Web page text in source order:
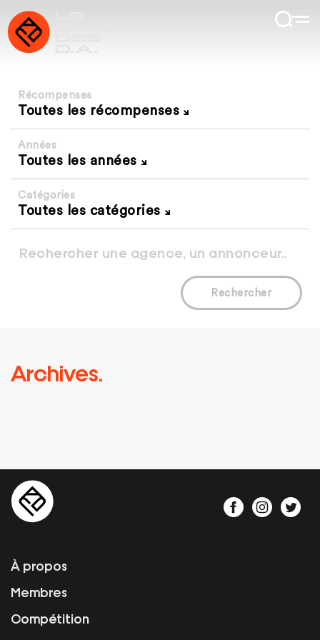
Récompenses
Toutes les récompenses
Années
Toutes les années
Catégories
Toutes les catégories
Rechercher
Archives.
À propos
Membres
Compétition